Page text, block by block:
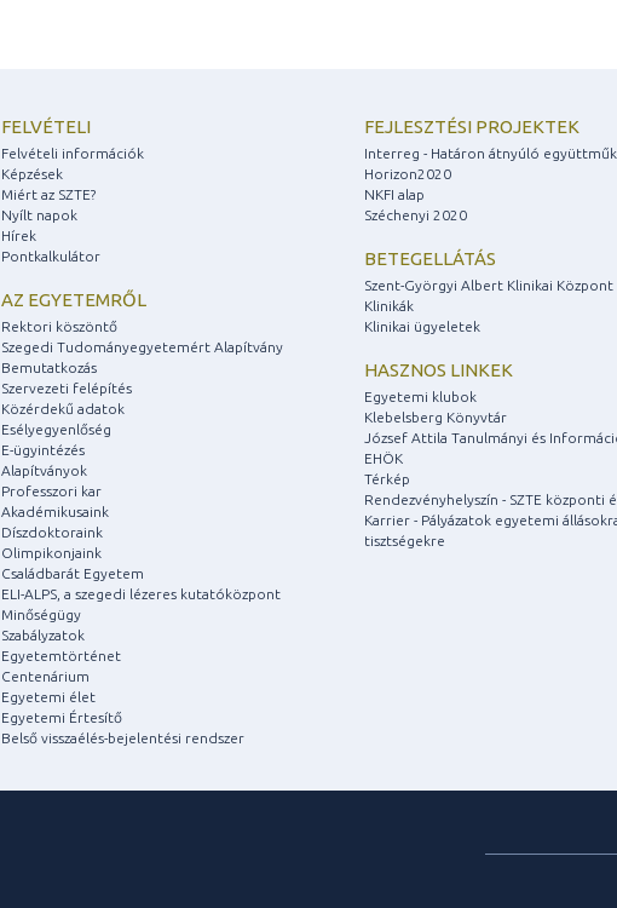
FELVÉTELI
Felvételi információk
Képzések
Miért az SZTE?
Nyílt napok
Hírek
Pontkalkulátor
AZ EGYETEMRŐL
Rektori köszöntő
Szegedi Tudományegyetemért Alapítvány
Bemutatkozás
Szervezeti felépítés
Közérdekű adatok
Esélyegyenlőség
E-ügyintézés
Alapítványok
Professzori kar
Akadémikusaink
Díszdoktoraink
Olimpikonjaink
Családbarát Egyetem
ELI-ALPS, a szegedi lézeres kutatóközpont
Minőségügy
Szabályzatok
Egyetemtörténet
Centenárium
Egyetemi élet
Egyetemi Értesítő
Belső visszaélés-bejelentési rendszer
FEJLESZTÉSI PROJEKTEK
Interreg - Határon átnyúló
Horizon2020
NKFI alap
Széchenyi 2020
BETEGELLÁTÁS
Szent-Györgyi Albert Klinikai Központ
Klinikák
Klinikai ügyeletek
HASZNOS LINKEK
Egyetemi klubok
Klebelsberg Könyvtár
József Attila Tanulmányi és
EHÖK
Térkép
Rendezvényhelyszín - SZTE központi
Karrier - Pályázatok egyetemi
tisztségekre